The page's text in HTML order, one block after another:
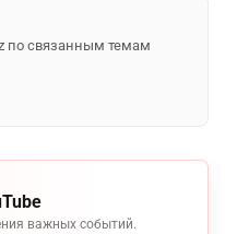
по связанным темам
важных событий.